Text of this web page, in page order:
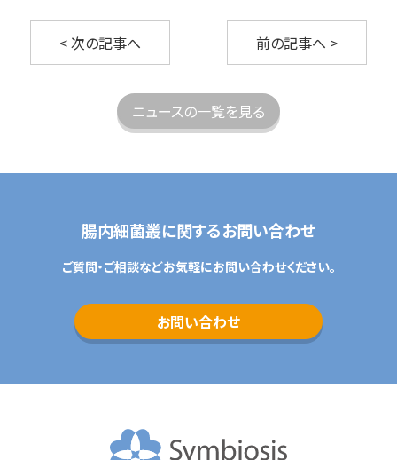
< 次の記事へ 前の記事へ >
ニュースの一覧を見る
腸内細菌叢に関するお問い合わせ
ご質問・ご相談などお気軽にお問い合わせください。
お問い合わせ